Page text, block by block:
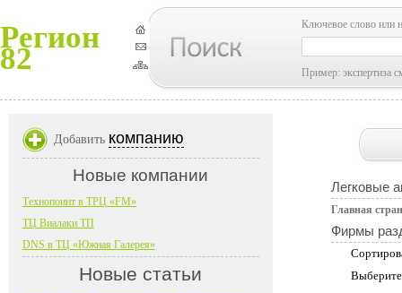
Регион
82
Ключевое слово или
Пример: экспертиза
Легковые
Главная
Фирмы
Добавить компанию
Новые компании
Технопоинт в ТРЦ «FM»
ТЦ Виалаки ТП
DNS в ТЦ «Южная Галерея»
Новые статьи